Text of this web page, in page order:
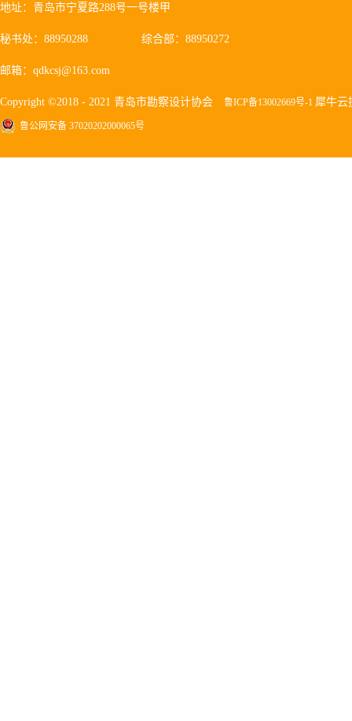
地址：青岛市宁夏路288号一号楼甲
秘书处：88950288 综合部：88950272
邮箱：qdkcsj@163.com
Copyright ©2018 - 2021 青岛市勘察设计协会 鲁ICP备13002669号-1 犀牛云
鲁公网安备 37020202000065号